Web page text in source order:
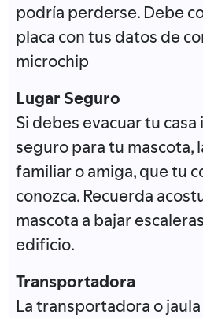
podría perderse. Debe
placa con tus datos de
microchip
Lugar Seguro
Si debes evacuar tu
seguro para tu mascota,
familiar o amiga, que tu
conozca. Recuerda
mascota a bajar
edificio.
Transportadora
La transportadora o